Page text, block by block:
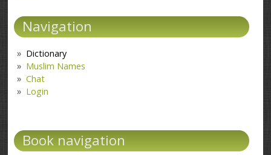
Navigation
Dictionary
Muslim Names
Chat
Login
Book navigation